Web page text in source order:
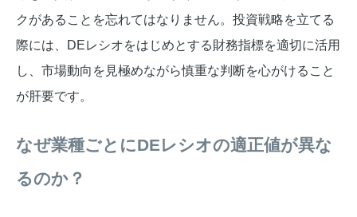
クがあることを忘れてはなりません。投資戦略を立てる
際には、DEレシオをはじめとする財務指標を適切に活用
し、市場動向を見極めながら慎重な判断を心がけること
が肝要です。
なぜ業種ごとにDEレシオの適正値が異な
るのか？